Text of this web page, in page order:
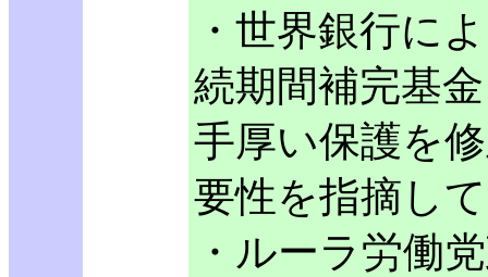
・世界銀行に
続期間補完基
手厚い保護を
要性を指摘し
・ルーラ労働